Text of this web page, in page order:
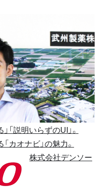
「説明いらずのUI」。
カオナビ」の魅力。
株式会社デンソー